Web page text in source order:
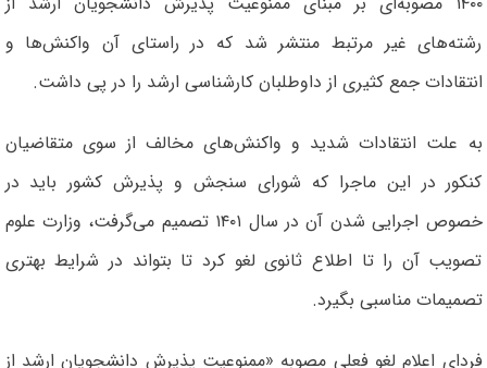
رشته‌های غیر مرتبط منتشر شد که در راستای آن واکنش‌ها و
انتقادات جمع کثیری از داوطلبان کارشناسی ارشد را در پی داشت.
به علت انتقادات شدید و واکنش‌های مخالف از سوی متقاضیان
کنکور در این ماجرا که شورای سنجش و پذیرش کشور باید در
خصوص اجرایی شدن آن در سال ۱۴۰۱ تصمیم می‌گرفت، وزارت علوم
تصویب آن را تا اطلاع ثانوی لغو کرد تا بتواند در شرایط بهتری
تصمیمات مناسبی بگیرد.
فردای اعلام لغو فعلی مصوبه «ممنوعیت پذیرش دانشجویان ارشد از